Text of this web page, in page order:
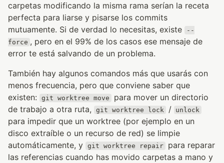
carpetas modificando la misma rama serían la receta
perfecta para liarse y pisarse los commits
mutuamente. Si de verdad lo necesitas, existe
--
force , pero en el 99% de los casos ese mensaje de
error te está salvando de un problema.
También hay algunos comandos más que usarás con
menos frecuencia, pero que conviene saber que
existen:
git worktree move
para mover un directorio
de trabajo a otra ruta,
git worktree lock / unlock
para impedir que un worktree (por ejemplo en un
disco extraíble o un recurso de red) se limpie
automáticamente, y git worktree repair
para reparar
las referencias cuando has movido carpetas a mano y